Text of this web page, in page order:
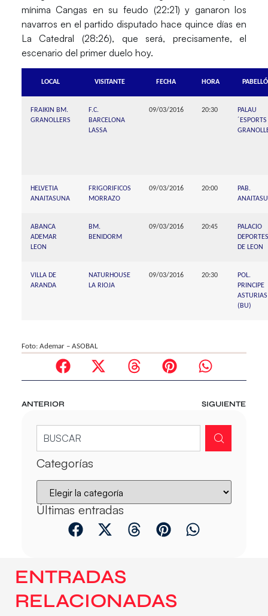
mínima Cangas en su feudo (22:21) y ganaron los
navarros en el partido disputado hace quince días en
La Catedral (28:26), que será, precisamente, el
escenario del primer duelo hoy.
LOCAL VISITANTE FECHA HORA
FRAIKIN BM.
GRANOLLERS
F.C.
BARCELONA
LASSA
09/03/2016 20:30
HELVETIA
ANAITASUNA
FRIGORIFICOS
MORRAZO
09/03/2016 20:00
PAB.
ABANCA
ADEMAR
LEON
BM.
BENIDORM
09/03/2016 20:45
PALACIO
DEPORTES
DE LEON
VILLA DE
ARANDA
NATURHOUSE
LA RIOJA
09/03/2016 20:30
POL.
ASTURIAS
(BU)
Foto: Ademar – ASOBAL
ANTERIOR SIGUIENTE
Categorías
Últimas entradas
ENTRADAS
RELACIONADAS